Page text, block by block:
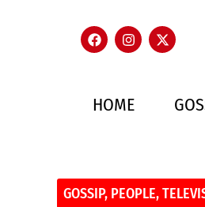
HOME
GOSSIP, PEOPLE,